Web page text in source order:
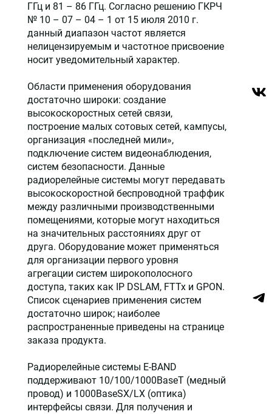
ГГц и 81 – 86 ГГц. Согласно решению ГКРЧ
№ 10 – 07 – 04 – 1 от 15 июля 2010 г.
данный диапазон частот является
нелицензируемым и частотное присвоение
носит уведомительный характер.
Области применения оборудования
достаточно широки: создание
высокоскоростных сетей связи,
построение малых сотовых сетей, кампусы,
организация «последней мили»,
подключение систем видеонаблюдения,
систем безопасности. Данные
радиорелейные системы могут передавать
высокоскоростной беспроводной траффик
между различными производственными
помещениями, которые могут находиться
на значительных расстояниях друг от
друга. Оборудование может применяться
для организации первого уровня
агрегации систем широкополосного
доступа, таких как IP DSLAM, FTTx и GPON.
Список сценариев применения систем
достаточно широк; наиболее
распространенные приведены на странице
заказа продукта.
Радиорелейные системы E-BAND
поддерживают 10/100/1000BaseT (медный
провод) и 1000BaseSX/LX (оптика)
интерфейсы связи. Для получения и